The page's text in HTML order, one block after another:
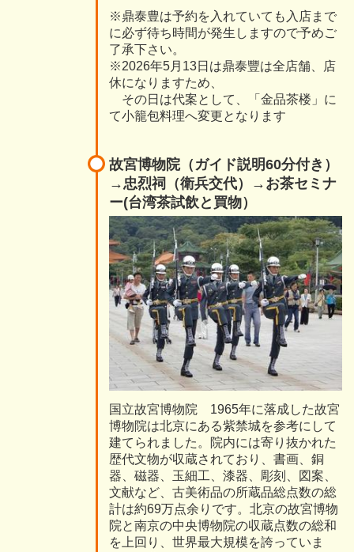
※鼎泰豊は予約を入れていても入店まで
に必ず待ち時間が発生しますので予めご
了承下さい。
※2026年5月13日は鼎泰豐は全店舗、店
休になりますため、
その日は代案として、「金品茶楼」に
て小籠包料理へ変更となります
故宮博物院（ガイド説明60分付き）
→忠烈祠（衛兵交代）→お茶セミナ
ー(台湾茶試飲と買物）
国立故宮博物院 1965年に落成した故宮
博物院は北京にある紫禁城を参考にして
建てられました。院内には寄り抜かれた
歴代文物が収蔵されており、書画、銅
器、磁器、玉細工、漆器、彫刻、図案、
文献など、古美術品の所蔵品総点数の総
計は約69万点余りです。北京の故宮博物
院と南京の中央博物院の収蔵点数の総和
を上回り、世界最大規模を誇っていま